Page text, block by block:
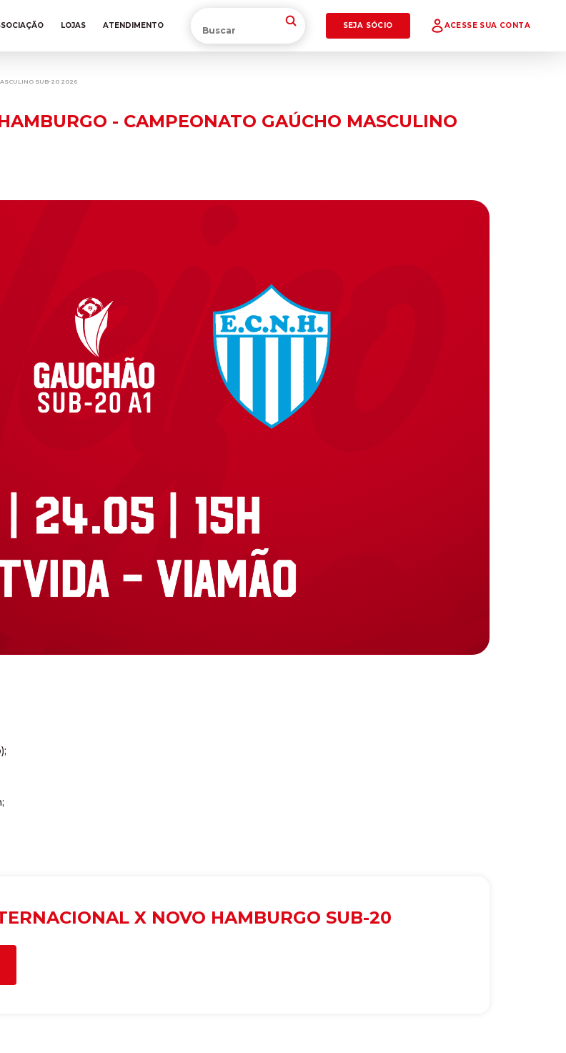
LOJAS ATENDIMENTO SEJA SÓCIO ACESSE SUA CONTA
SUB-20 2026
- CAMPEONATO GAÚCHO MASCULINO
X NOVO HAMBURGO SUB-20